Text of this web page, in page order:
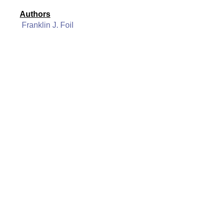
Authors
Franklin J. Foil